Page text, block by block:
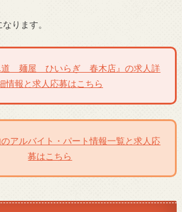
ります。
道 麺屋 ひいらぎ 春木店』の求人詳
情報と求人応募はこちら
のアルバイト・パート情報一覧と求人応
募はこちら